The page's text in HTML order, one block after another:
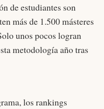
de estudiantes son
más de 1.500 másteres
unos pocos logran
metodología año tras
los rankings